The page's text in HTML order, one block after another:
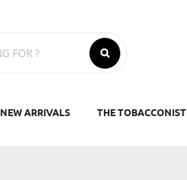
NEW ARRIVALS THE TOBACCONIST